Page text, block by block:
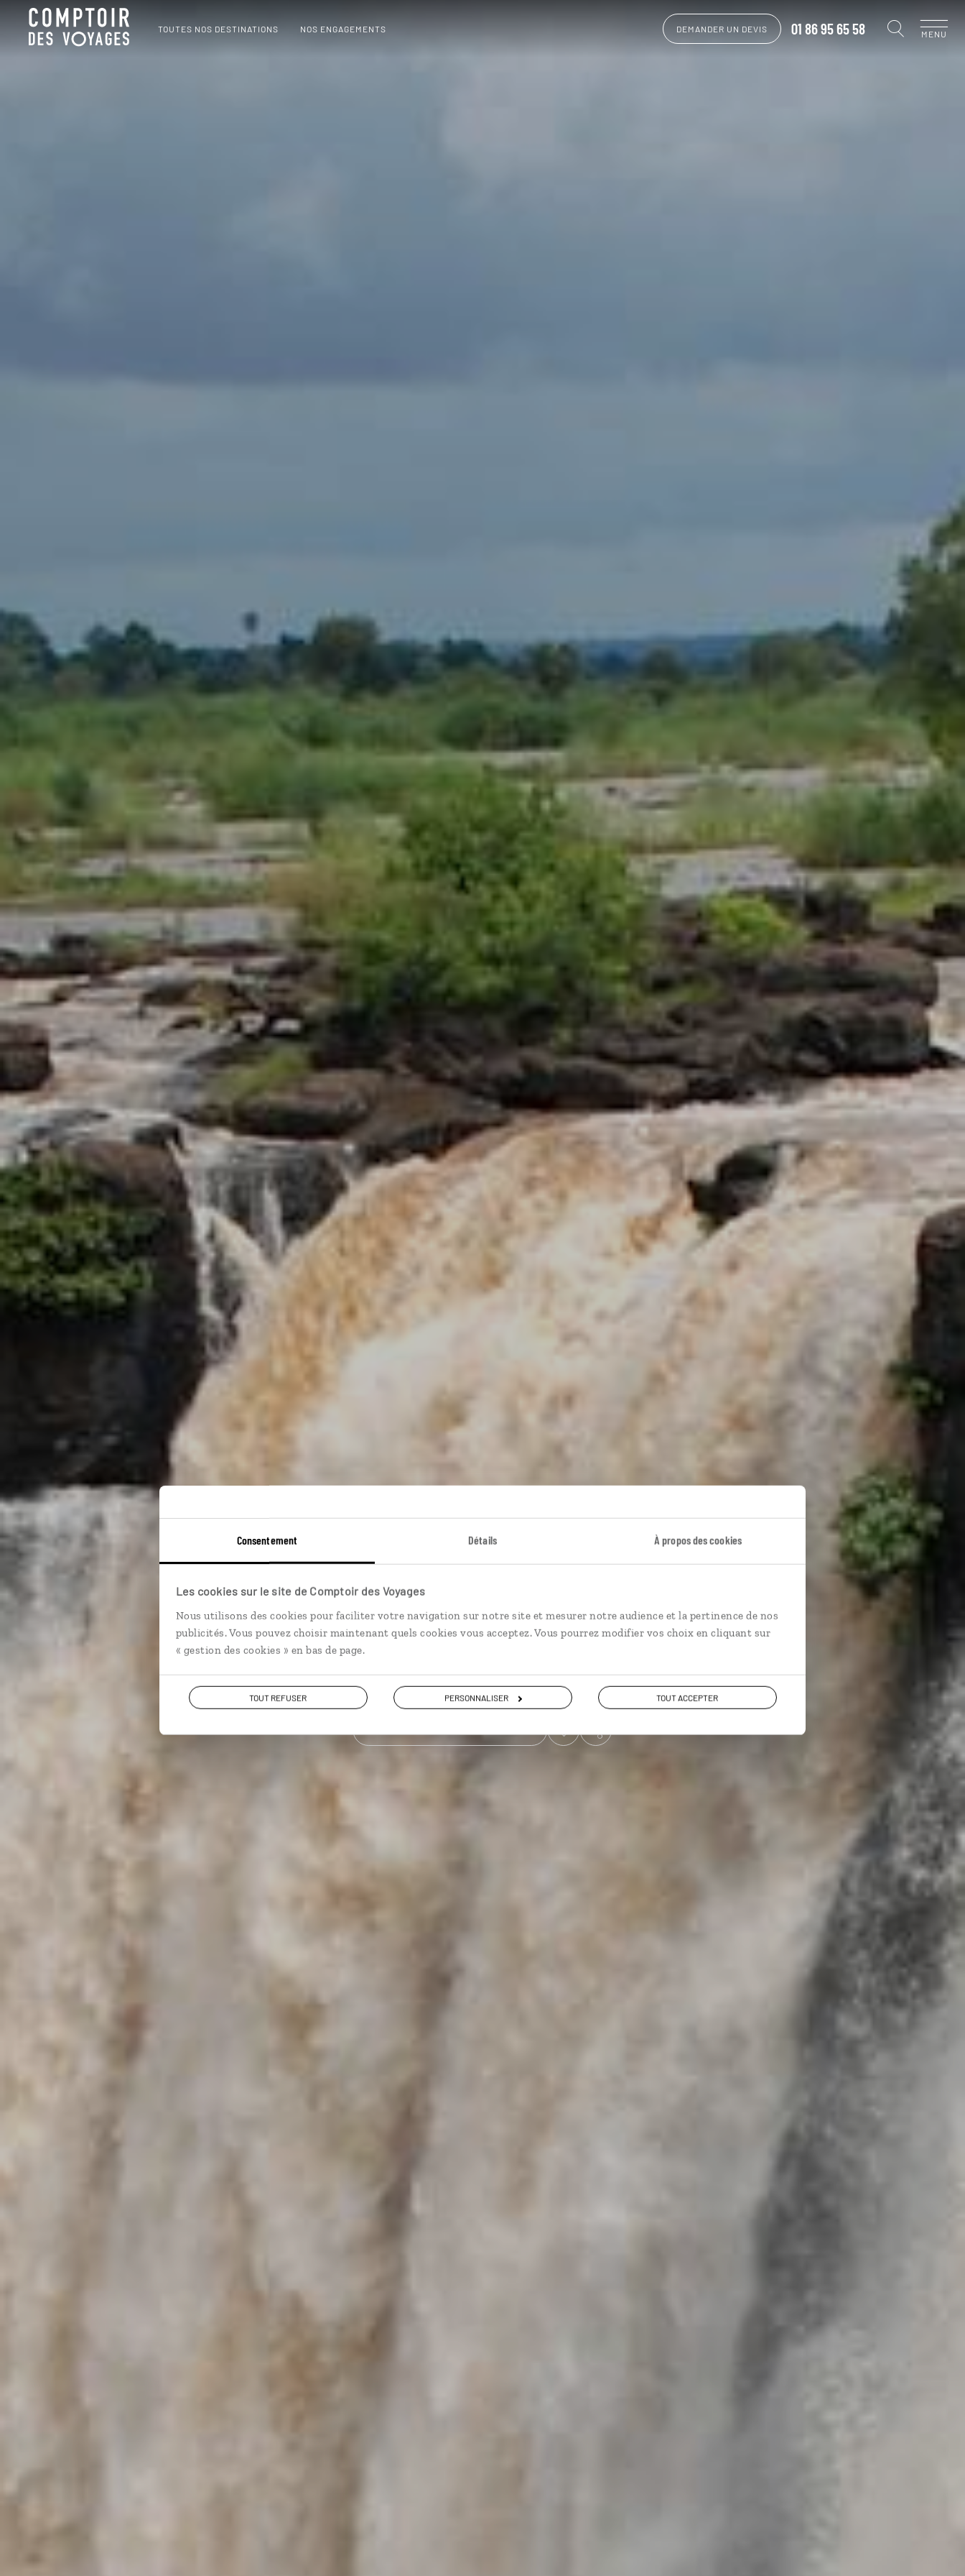
Consentement Détails À propos des cookies
Les cookies sur le site de Comptoir des Voyages
Nous utilisons des cookies pour faciliter votre navigation sur notre site et mesurer notre audience et la pertinence de nos
publicités. Vous pouvez choisir maintenant quels cookies vous acceptez. Vous pourrez modifier vos choix en cliquant sur
« gestion des cookies » en bas de page.
TOUT REFUSER PERSONNALISER TOUT ACCEPTER
TOUTES NOS DESTINATIONS NOS ENGAGEMENTS DEMANDER UN DEVIS 01 86 95 65 58 MENU
Big Five et Big Falls
Circuit découverte du parc national de Hwange et des chutes Victoria.
Voyager à l’essentiel
Voir les 3 avis sur les voyages au Zimbabwe